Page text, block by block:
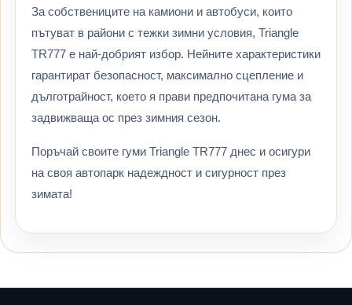
За собствениците на камиони и автобуси, които
пътуват в райони с тежки зимни условия, Triangle
TR777 е най-добрият избор. Нейните характеристики
гарантират безопасност, максимално сцепление и
дълготрайност, което я прави предпочитана гума за
задвижваща ос през зимния сезон.
Поръчай своите гуми Triangle TR777 днес и осигури
на своя автопарк надеждност и сигурност през
зимата!